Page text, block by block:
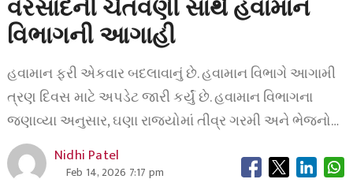
વરસાદની ચેતવણી સાથે હવામાન
વિભાગની આગાહી
હવામાન ફરી એકવાર બદલાવાનું છે. હવામાન વિભાગે આગામી
ત્રણ દિવસ માટે અપડેટ જારી કર્યું છે. હવામાન વિભાગના
જણાવ્યા અનુસાર, ઘણા રાજ્યોમાં તીવ્ર ગરમી અને ભેજનો…
Nidhi Patel
Feb 14, 2026 7:17 pm